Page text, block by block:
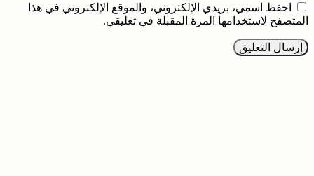
احفظ اسمي، بريدي الإلكتروني، والموقع الإلكتروني في هذا
المتصفح لاستخدامها المرة المقبلة في تعليقي.